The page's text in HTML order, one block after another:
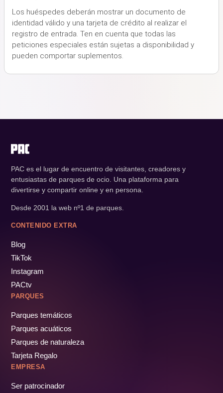
Los huéspedes deberán mostrar un documento de
identidad válido y una tarjeta de crédito al realizar el
registro de entrada. Ten en cuenta que todas las
peticiones especiales están sujetas a disponibilidad y
pueden comportar suplementos.
PAC es el lugar de encuentro de visitantes, creadores y
entusiastas de parques de ocio. Una plataforma para
divertirse y compartir online y en persona.
Desde 2001 la web nº1 de parques.
CONTENIDO EXTRA
Blog
TikTok
Instagram
PACtv
PARQUES
Parques temáticos
Parques acuáticos
Parques de naturaleza
Tarjeta Regalo
EMPRESA
Ser patrocinador